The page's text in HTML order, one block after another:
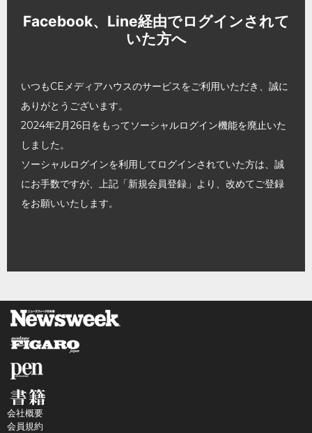
Facebook、Line経由でログインされて
いた方へ
いつもCEメディアハウスのサービスをご利用いただき、誠に
ありがとうございます。
2024年2月26日をもってソーシャルログイン機能を廃止いた
しました。
ソーシャルログインを利用してログインされていた方は、誠
にお手数ですが、上記「新規会員登録」より、改めてご登録
をお願いいたします。
会社概要
会員規約